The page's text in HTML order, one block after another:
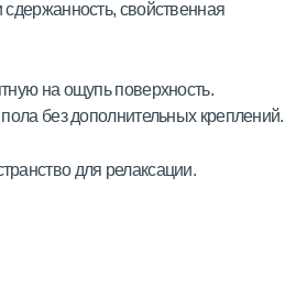
свойственная
на ощупь поверхность.
без дополнительных креплений.
для релаксации.